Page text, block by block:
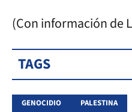
(Con información de
TAGS
GENOCIDIO PALESTINA